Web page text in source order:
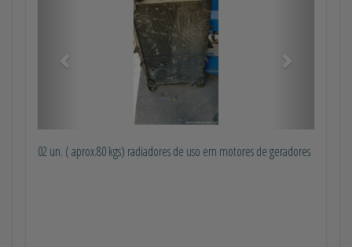
02 un. ( aprox.80 kgs) radiadores de uso em motores de geradores